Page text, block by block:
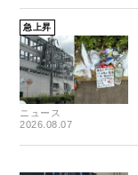
急上昇
ニュース
2026.08.07